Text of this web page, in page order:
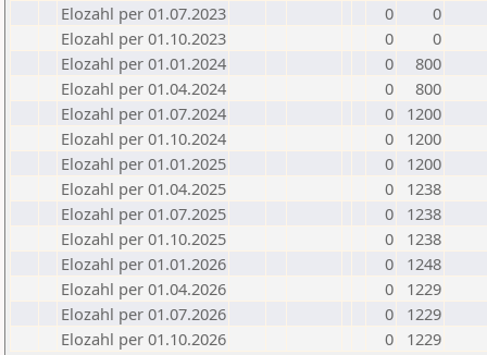
Elozahl per 01.07.2023
0
0
Elozahl per 01.10.2023
0
0
Elozahl per 01.01.2024
0
800
Elozahl per 01.04.2024
0
800
Elozahl per 01.07.2024
0
1200
Elozahl per 01.10.2024
0
1200
Elozahl per 01.01.2025
0
1200
Elozahl per 01.04.2025
0
1238
Elozahl per 01.07.2025
0
1238
Elozahl per 01.10.2025
0
1238
Elozahl per 01.01.2026
0
1248
Elozahl per 01.04.2026
0
1229
Elozahl per 01.07.2026
0
1229
Elozahl per 01.10.2026
0 1229